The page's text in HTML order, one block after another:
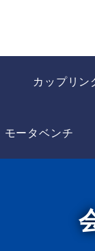
カップリン
モータベンチ